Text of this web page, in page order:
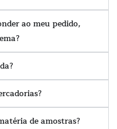
ao meu pedido,
de amostras?